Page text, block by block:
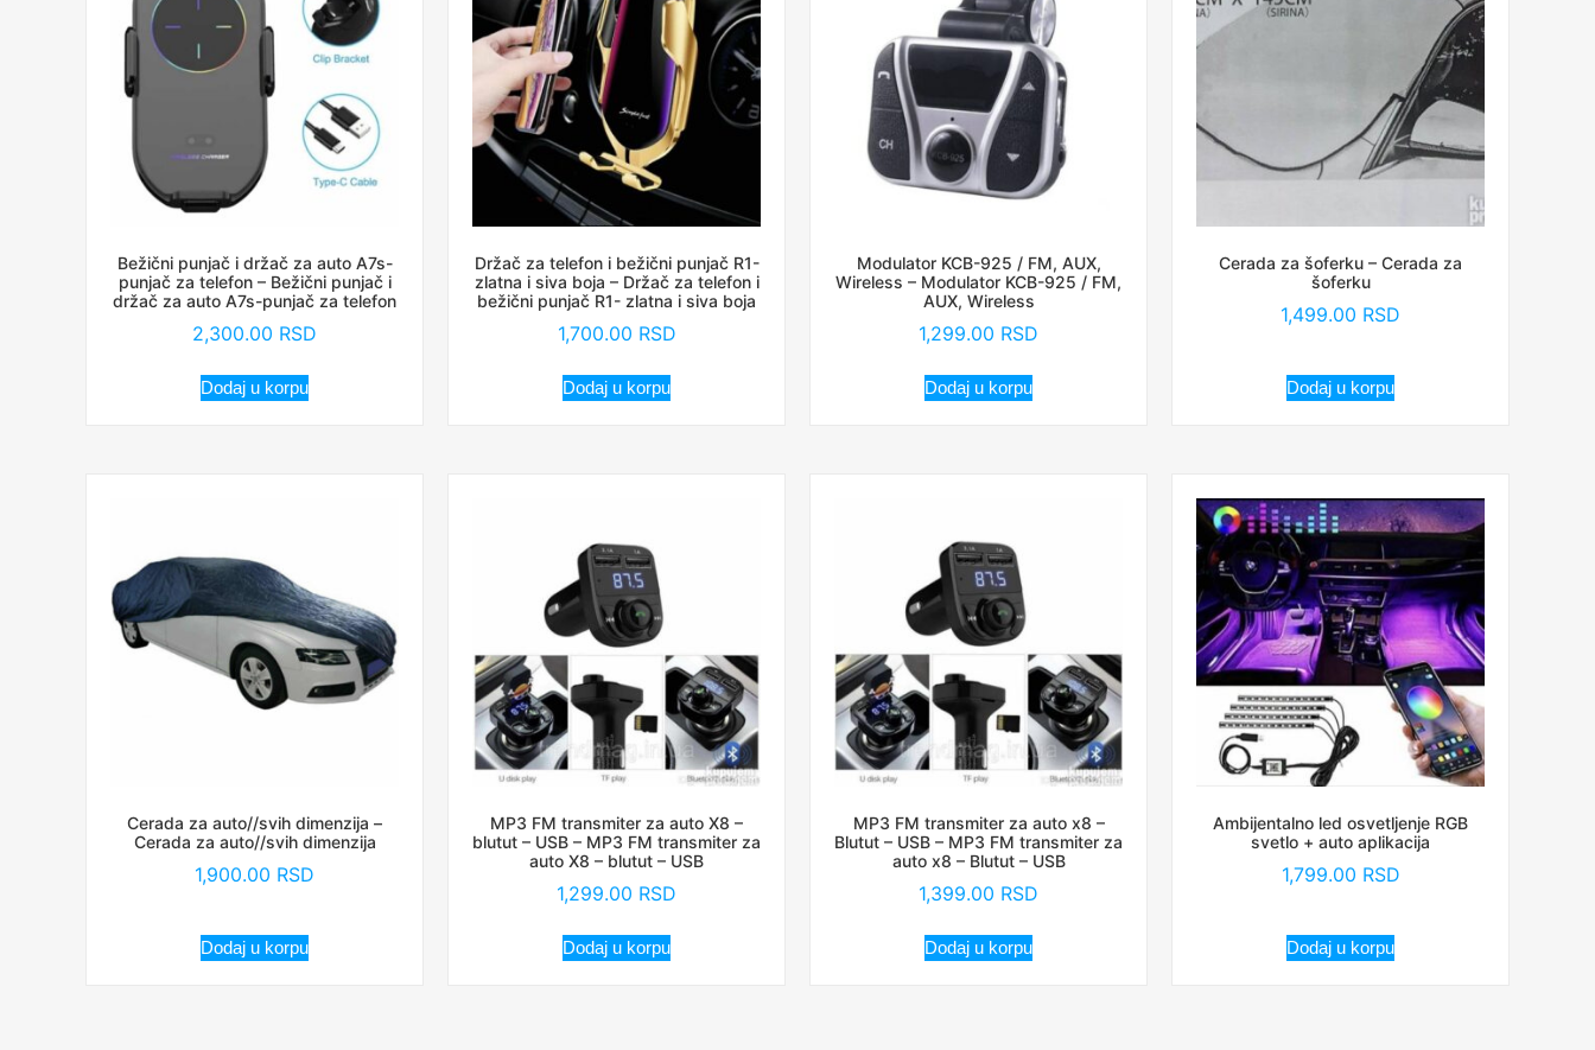
Bežični punjač i držač za auto A7s-
punjač za telefon – Bežični punjač i
držač za auto A7s-punjač za telefon
2,300.00 RSD
Dodaj u korpu
Držač za telefon i bežični punjač R1-
zlatna i siva boja – Držač za telefon i
bežični punjač R1- zlatna i siva boja
1,700.00 RSD
Dodaj u korpu
Modulator KCB-925 / FM, AUX,
Wireless – Modulator KCB-925 / FM,
AUX, Wireless
1,299.00 RSD
Dodaj u korpu
Cerada za šoferku – Cerada za
šoferku
1,499.00 RSD
Dodaj u korpu
Cerada za auto//svih dimenzija –
Cerada za auto//svih dimenzija
1,900.00 RSD
Dodaj u korpu
MP3 FM transmiter za auto X8 –
blutut – USB – MP3 FM transmiter za
auto X8 – blutut – USB
1,299.00 RSD
Dodaj u korpu
MP3 FM transmiter za auto x8 –
Blutut – USB – MP3 FM transmiter za
auto x8 – Blutut – USB
1,399.00 RSD
Dodaj u korpu
Ambijentalno led osvetljenje RGB
svetlo + auto aplikacija
1,799.00 RSD
Dodaj u korpu